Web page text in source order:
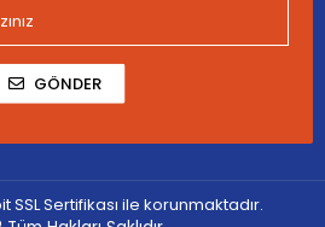
GÖNDER
SSL Sertifikası ile korunmaktadır.